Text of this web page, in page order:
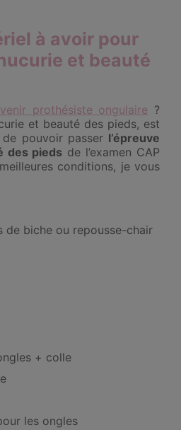
à avoir pour
et beauté
prothésiste ongulaire ?
et beauté des pieds, est
pouvoir passer l’épreuve
des pieds de l’examen CAP
conditions, je vous
de biche ou repousse-chair
+ colle
les ongles